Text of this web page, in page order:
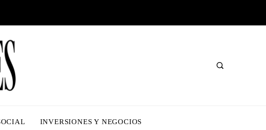
INVERSIONES Y NEGOCIOS